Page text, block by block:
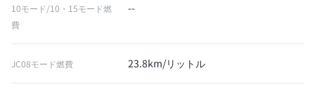
10モード/10・15モード燃
費
--
JC08モード燃費 23.8km/リットル